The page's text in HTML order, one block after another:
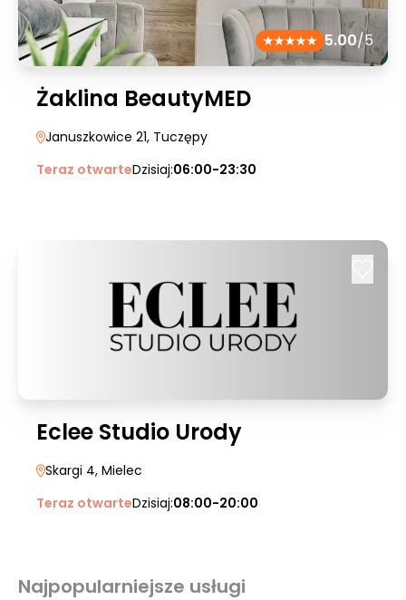
5.00/5
Żaklina BeautyMED
Januszkowice 21, Tuczępy
Teraz otwarteDzisiaj:06:00-23:30
Eclee Studio Urody
Skargi 4, Mielec
Teraz otwarteDzisiaj:08:00-20:00
Najpopularniejsze usługi